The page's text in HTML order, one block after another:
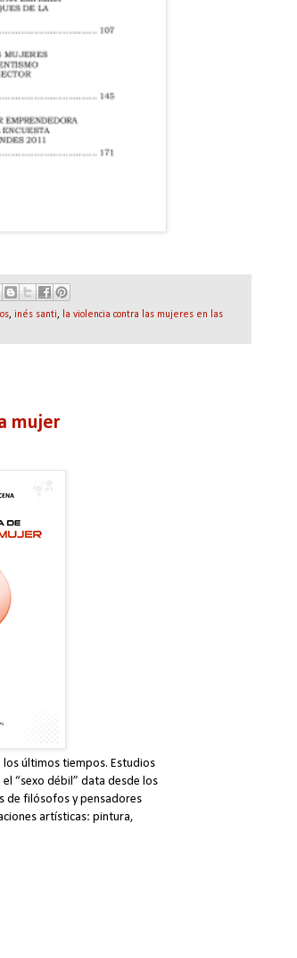
, inés santi, la violencia contra las mujeres en las
mujer
los últimos tiempos. Estudios
“sexo débil” data desde los
de filósofos y pensadores
artísticas: pintura,